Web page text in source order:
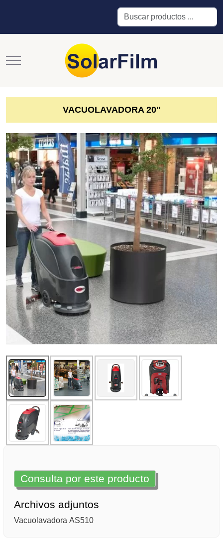
Buscar
Mobile Menu Toggle
VACUOLAVADORA 20"
Consulta por este producto
Archivos adjuntos
Vacuolavadora AS510